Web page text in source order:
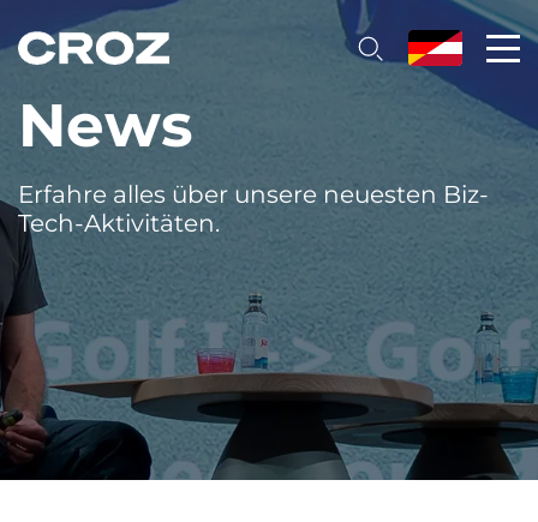
News
Erfahre alles über unsere neuesten Biz-
Tech-Aktivitäten.